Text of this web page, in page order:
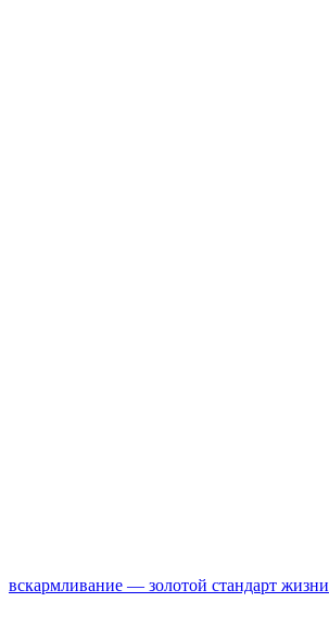
вскармливание — золотой стандарт жизни